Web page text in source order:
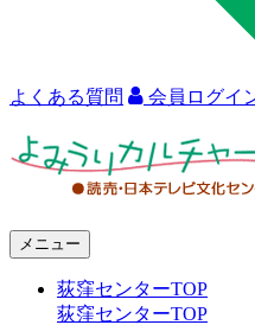
よくある質問 会員ログイ
メニュー
荻窪センターTOP
荻窪センターTOP